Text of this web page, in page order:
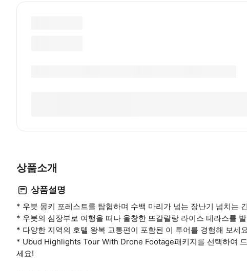
상품소개
상품설명
* 우붓 몽키 포레스트를 탐험하며 수백 마리가 넘는 장난기 넘치는
* 우붓의 심장부로 여행을 떠나 울창한 뜨갈랄랑 라이스 테라스를
* 다양한 지역의 호텔 왕복 교통편이 포함된 이 투어를 경험해 보세요
* Ubud Highlights Tour With Drone Footage패키지를 선택하여
세요!